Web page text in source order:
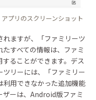
プリのスクリーンショット
れますが、「ファミリーツ
すべての情報は、ファミ
ることができます。デス
リーには、「ファミリー
利用できなかった追加機能
ザーは、Android版ファミ